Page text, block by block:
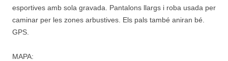
esportives amb sola gravada. Pantalons llargs i roba usada per
caminar per les zones arbustives. Els pals també aniran bé.
GPS.
MAPA: